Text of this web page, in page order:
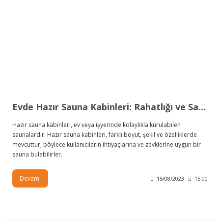
Evde Hazır Sauna Kabinleri: Rahatlığı ve Sağlığı Bir Araya Getirin
Hazır sauna kabinleri, ev veya işyerinde kolaylıkla kurulabilen
saunalardır. Hazır sauna kabinleri, farklı boyut, şekil ve özelliklerde
mevcuttur, böylece kullanıcıların ihtiyaçlarına ve zevklerine uygun bir
sauna bulabilirler.
Devamı 15/08/2023 15:00